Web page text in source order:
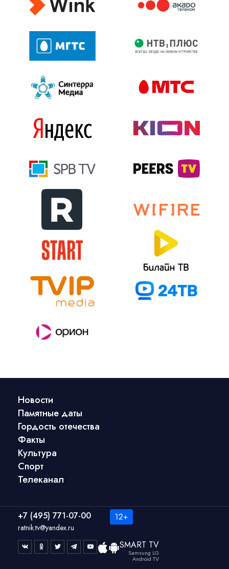
Новости
Памятные даты
Гордость отечества
Факты
Культура
Спорт
Телеканал
+7 (495) 771-07-00
ratnik.tv@yandex.ru
SMART TV
Samsung LG
Android TV